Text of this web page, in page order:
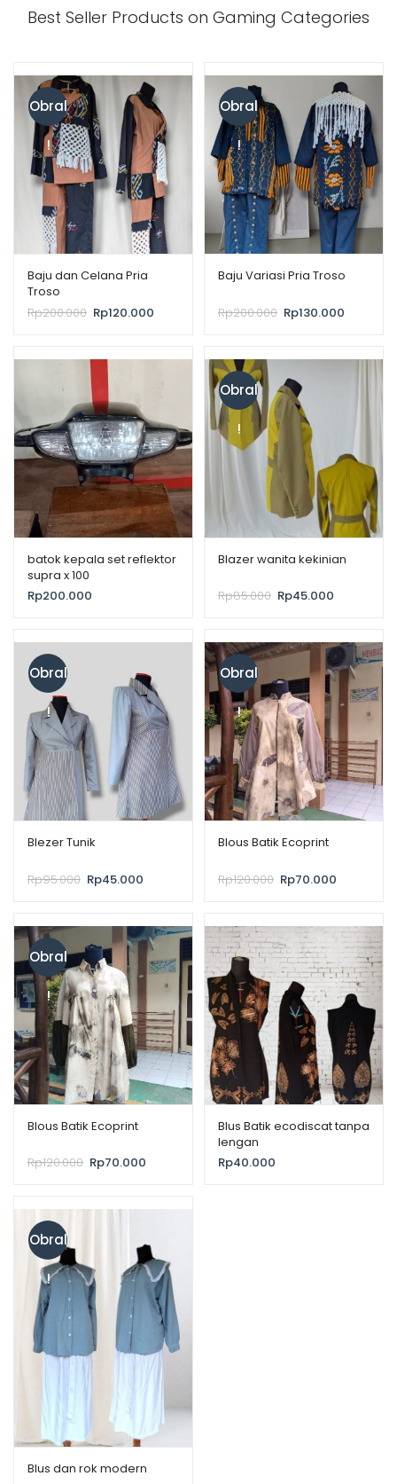
Best Seller Products on Gaming Categories
Obral
!
Baju dan Celana Pria
Troso
Rp200.000 Rp120.000
Obral
!
Baju Variasi Pria Troso
Rp200.000 Rp130.000
batok kepala set reflektor
supra x 100
Rp200.000
Obral
!
Blazer wanita kekinian
Rp85.000 Rp45.000
Obral
!
Blezer Tunik
Rp95.000 Rp45.000
Obral
!
Blous Batik Ecoprint
Rp120.000 Rp70.000
Obral
!
Blous Batik Ecoprint
Rp120.000 Rp70.000
Blus Batik ecodiscat tanpa
lengan
Rp40.000
Obral
!
Blus dan rok modern